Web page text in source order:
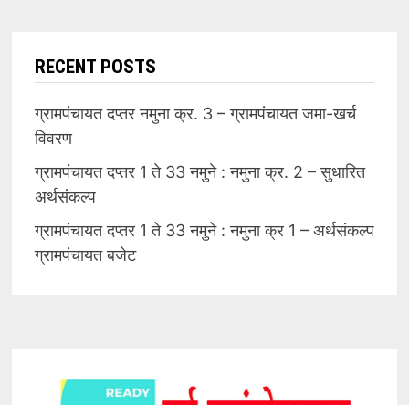
RECENT POSTS
ग्रामपंचायत दप्तर नमुना क्र. 3 – ग्रामपंचायत जमा-खर्च
विवरण
ग्रामपंचायत दप्तर 1 ते 33 नमुने : नमुना क्र. 2 – सुधारित
अर्थसंकल्प
ग्रामपंचायत दप्तर 1 ते 33 नमुने : नमुना क्र 1 – अर्थसंकल्प
ग्रामपंचायत बजेट